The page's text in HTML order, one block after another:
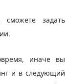
задать
иначе вы
и в следующий